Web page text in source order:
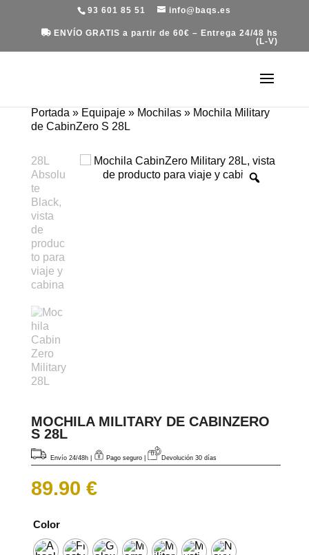
93 601 85 51 info@baqs.es
ENVÍO GRATIS a partir de 60€ – Entrega 24/48 hs
(L-V)
Portada » Equipaje» Mochilas» Mochila Military
de CabinZero S 28L
MOCHILA MILITARY DE CABINZERO
S 28L
Envío 24/48h| Pago seguro | Devolución 30 días
89.90 €
Color